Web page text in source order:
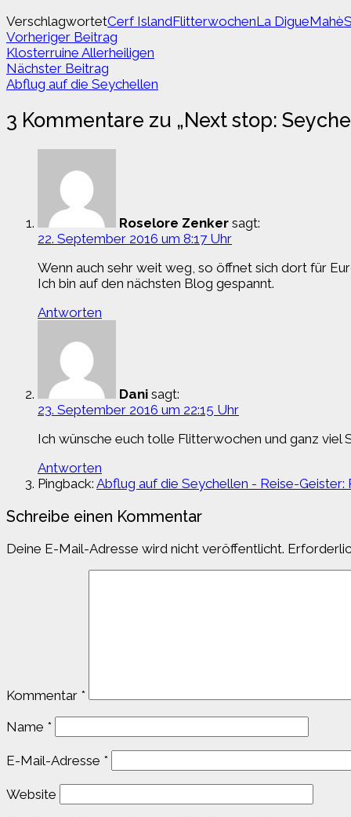
VerschlagwortetCerf IslandFlitterwochenLa DigueMahè
Beitragsnavigation
Vorheriger Beitrag
Beitrag:
Klosterruine Allerheiligen
Nächster Beitrag
Beitrag:
Abflug auf die Seychellen
3 Kommentare zu „Next stop:
Roselore Zenker sagt:
22. September 2016 um 8:17 Uhr
Wenn auch sehr weit weg, so öffnet sich dort für
Ich bin auf den nächsten Blog gespannt.
Antworten
Dani sagt:
23. September 2016 um 22:15 Uhr
Ich wünsche euch tolle Flitterwochen und ganz viel
Antworten
Pingback: Abflug auf die Seychellen - Reise-Geister:
Schreibe einen Kommentar
Deine E-Mail-Adresse wird nicht veröffentlicht.
Kommentar *
Name *
E-Mail-Adresse *
Website